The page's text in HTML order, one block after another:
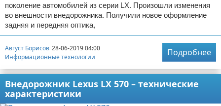
поколение автомобилей из серии LX. Произошли изменения
во внешности внедорожника. Получили новое оформление
задняя и передняя оптика,
Август Борисов 28-06-2019 04:00
Информационные технологии
Подробнее
Внедорожник Lexus LX 570 – технические
характеристики